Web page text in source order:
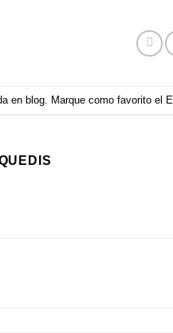
en blog . Marque como favorito el